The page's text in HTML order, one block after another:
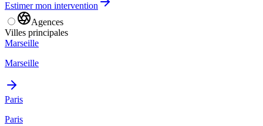
Estimer mon intervention
Agences
Villes principales
Marseille
Marseille
Paris
Paris